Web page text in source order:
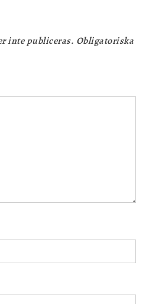
inte publiceras. Obligatoriska